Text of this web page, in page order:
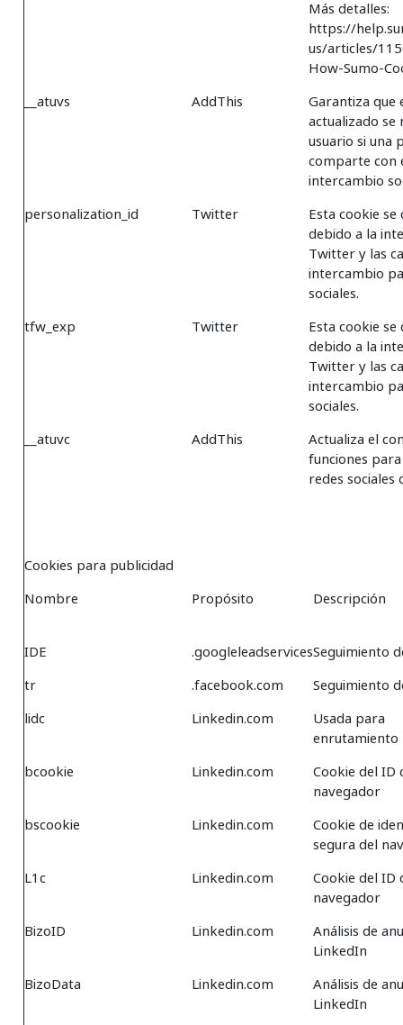
Más detalles:
https://
us/articles/
How-Sumo-
__atuvs
AddThis
Garantiza que
actualizado se
usuario si una
comparte con
intercambio
personalization_id
Twitter
Esta cookie
debido a la
Twitter y las
intercambio
sociales.
tfw_exp
Twitter
Esta cookie
debido a la
Twitter y las
intercambio
sociales.
__atuvc
AddThis
Actualiza el
funciones
redes sociales
Cookies para publicidad
Nombre
Propósito Descripción
IDE .googleleadservicesSeguimiento
tr
.facebook.com
Seguimiento
lidc
Linkedin.com
Usada para
enrutamiento
bcookie
Linkedin.com
Cookie del ID
navegador
bscookie
Linkedin.com
Cookie de
segura del
L1c
Linkedin.com
Cookie del ID
navegador
BizoID
Linkedin.com
Análisis de
LinkedIn
BizoData
Linkedin.com
Análisis de
LinkedIn